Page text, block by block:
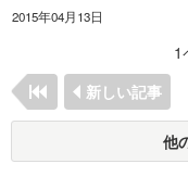
2015年04月13日
1
新しい記事
他